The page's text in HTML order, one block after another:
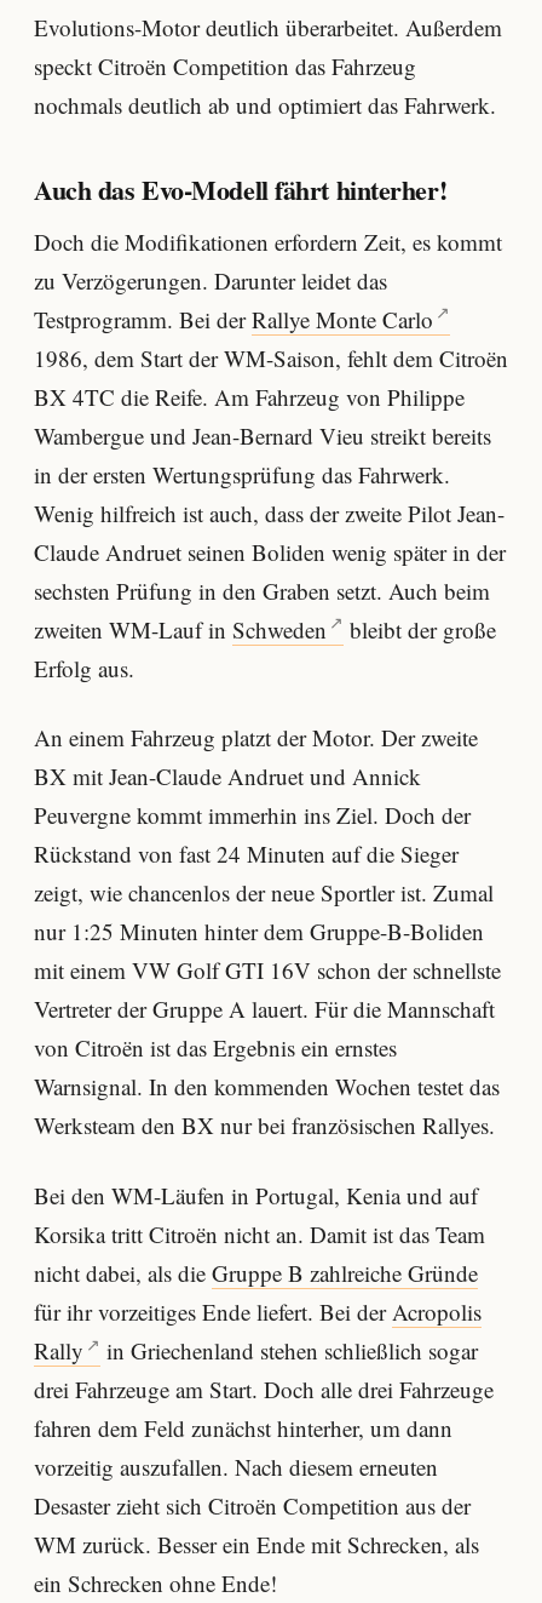
Evolutions-Motor deutlich überarbeitet. Außerdem
speckt Citroën Competition das Fahrzeug
nochmals deutlich ab und optimiert das Fahrwerk.
Auch das Evo-Modell fährt hinterher!
Doch die Modifikationen erfordern Zeit, es kommt
zu Verzögerungen. Darunter leidet das
Testprogramm. Bei derRallye Monte Carlo
1986, dem Start der WM-Saison, fehlt dem Citroën
BX 4TC die Reife. Am Fahrzeug von Philippe
Wambergue und Jean-Bernard Vieu streikt bereits
in der ersten Wertungsprüfung das Fahrwerk.
Wenig hilfreich ist auch, dass der zweite Pilot Jean-
Claude Andruet seinen Boliden wenig später in der
sechsten Prüfung in den Graben setzt. Auch beim
zweiten WM-Lauf in Schweden
bleibt der große
Erfolg aus.
An einem Fahrzeug platzt der Motor. Der zweite
BX mit Jean-Claude Andruet und Annick
Peuvergne kommt immerhin ins Ziel. Doch der
Rückstand von fast 24 Minuten auf die Sieger
zeigt, wie chancenlos der neue Sportler ist. Zumal
nur 1:25 Minuten hinter dem Gruppe-B-Boliden
mit einem VW Golf GTI 16V schon der schnellste
Vertreter der Gruppe A lauert. Für die Mannschaft
von Citroën ist das Ergebnis ein ernstes
Warnsignal. In den kommenden Wochen testet das
Werksteam den BX nur bei französischen Rallyes.
Bei den WM-Läufen in Portugal, Kenia und auf
Korsika tritt Citroën nicht an. Damit ist das Team
nicht dabei, als die Gruppe B zahlreiche Gründe
für ihr vorzeitiges Ende liefert. Bei der Acropolis
Rally
in Griechenland stehen schließlich sogar
drei Fahrzeuge am Start. Doch alle drei Fahrzeuge
fahren dem Feld zunächst hinterher, um dann
vorzeitig auszufallen. Nach diesem erneuten
Desaster zieht sich Citroën Competition aus der
WM zurück. Besser ein Ende mit Schrecken, als
ein Schrecken ohne Ende!